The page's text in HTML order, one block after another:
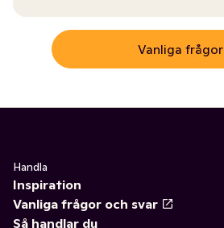
Vanliga frågor
Handla
Inspiration
Vanliga frågor och svar
Så handlar du